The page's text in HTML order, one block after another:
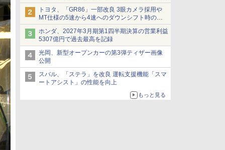
は2591台で27位に
トヨタ、「GR86」一部改良 3眼カメラ採用や
MT仕様の5速から4速へのダウンシフト時の操
作性向上など
ホンダ、2027年3月期第1四半期決算の営業利益
5307億円で過去最高を記録
光岡、新型オープンカーの第3弾ティザー画像
公開
スバル、「ステラ」を改良 運転支援機能「スマ
ートアシスト」の性能を向上
もっと見る